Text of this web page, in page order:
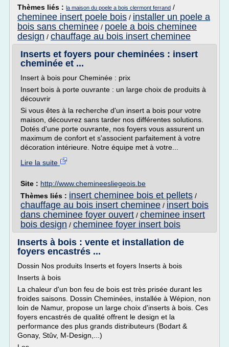
Thèmes liés : la maison du poele a bois clermont ferrand /
cheminee insert poele bois / installer un poele a
bois sans cheminee / poele a bois cheminee
design / chauffage au bois insert cheminee
Inserts et foyers pour cheminées : insert
cheminée et ...
Insert à bois pour Cheminée : prix
Insert bois à porte ouvrante : un large choix de produits à
découvrir
Si vous êtes à la recherche d'un insert a bois pour votre
maison, découvrez sans tarder nos différentes solutions.
Dotés d'une porte ouvrante, nos foyers vous assurent un
maximum de confort et s'associent parfaitement à votre
décoration intérieure. Notre équipe met à votre...
Lire la suite
Site : http://www.chemineesliegeois.be
Thèmes liés : insert cheminee bois et pellets /
chauffage au bois insert cheminee / insert bois
dans cheminee foyer ouvert / cheminee insert
bois design / cheminee foyer insert bois
Inserts à bois : vente et installation de
foyers encastrés ...
Dossin Nos produits Inserts et foyers Inserts à bois
Inserts à bois
La chaleur d'un bon feu de bois est très prisée durant les
froides saisons. Dossin Cheminées, installée à Wépion, non
loin de Namur, propose un large choix d'inserts à bois. Ces
foyers encastrés de qualité offrent le design et la
performance des plus grands distributeurs (Bodart &
Gonay, Stûv, M-Design,...)